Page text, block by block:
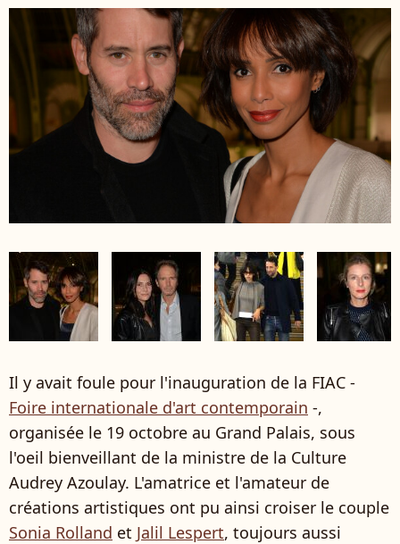
Il y avait foule pour l'inauguration de la FIAC -
Foire internationale d'art contemporain -,
organisée le 19 octobre au Grand Palais, sous
l'oeil bienveillant de la ministre de la Culture
Audrey Azoulay. L'amatrice et l'amateur de
créations artistiques ont pu ainsi croiser le couple
Sonia Rolland et Jalil Lespert, toujours aussi